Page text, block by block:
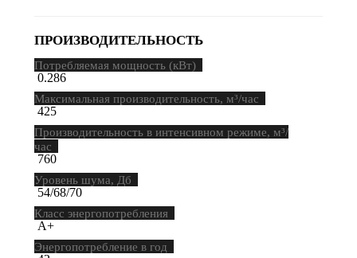
ПРОИЗВОДИТЕЛЬНОСТЬ
Потребляемая мощность (кВт)
0.286
Максимальная производительность, м³/час
425
Производительность в интенсивном режиме, м³/
час
760
Уровень шума, Дб
54/68/70
Класс энергопотребления
A+
Энергопотребление в год